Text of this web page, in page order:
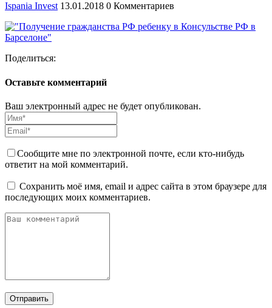
Ispania Invest 13.01.2018 0 Комментариев
Поделиться:
Оставьте комментарий
Ваш электронный адрес не будет опубликован.
Сообщите мне по электронной почте, если кто-нибудь
ответит на мой комментарий.
Сохранить моё имя, email и адрес сайта в этом браузере для
последующих моих комментариев.